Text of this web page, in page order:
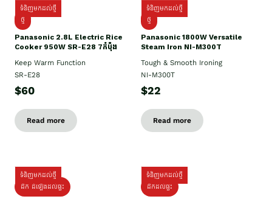
ទំនិញមកដល់ថ្មី
ថ្មី
Panasonic 2.8L Electric Rice
Cooker 950W SR-E28 7កំប៉ុង
Keep Warm Function
SR-E28
$60
Read more
ទំនិញមកដល់ថ្មី
ថ្មី
Panasonic 1800W Versatile
Steam Iron NI-M300T
Tough & Smooth Ironing
NI-M300T
$22
Read more
ទំនិញមកដល់ថ្មី
ដឹក ដំឡើងដល់ផ្ទះ
ទំនិញមកដល់ថ្មី
ដឹកដល់ផ្ទះ